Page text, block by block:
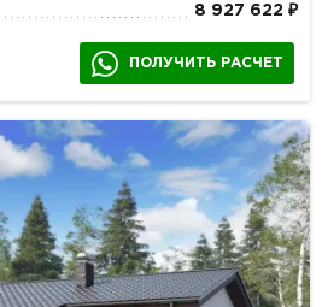
8 927 622 ₽
ПОЛУЧИТЬ РАСЧЕТ